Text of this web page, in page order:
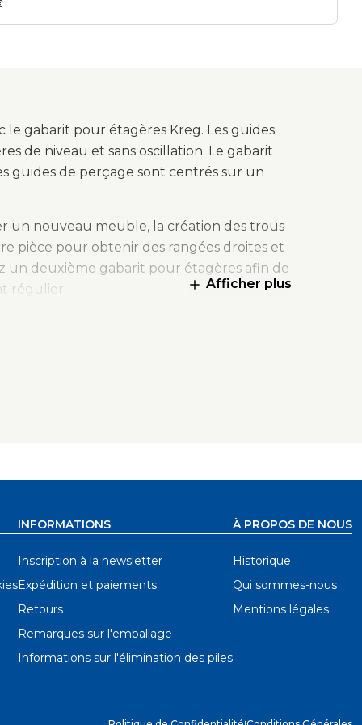
d’armoire
le gabarit pour étagères Kreg. Les guides
de niveau et sans oscillation. Le gabarit
guides de perçage sont centrés sur un
un nouveau meuble, la création des trous
pièce pour obtenir des rangées droites et
un deuxième gabarit pour étagères afin de
régulier.
Afficher plus
INFORMATIONS
Inscription à la newsletter
Expédition et paiements
Retours
Remarques sur l'emballage
Informations sur l'élimination des piles
À PROPOS DE NOUS
Historique
Qui sommes-nous
Mentions légales